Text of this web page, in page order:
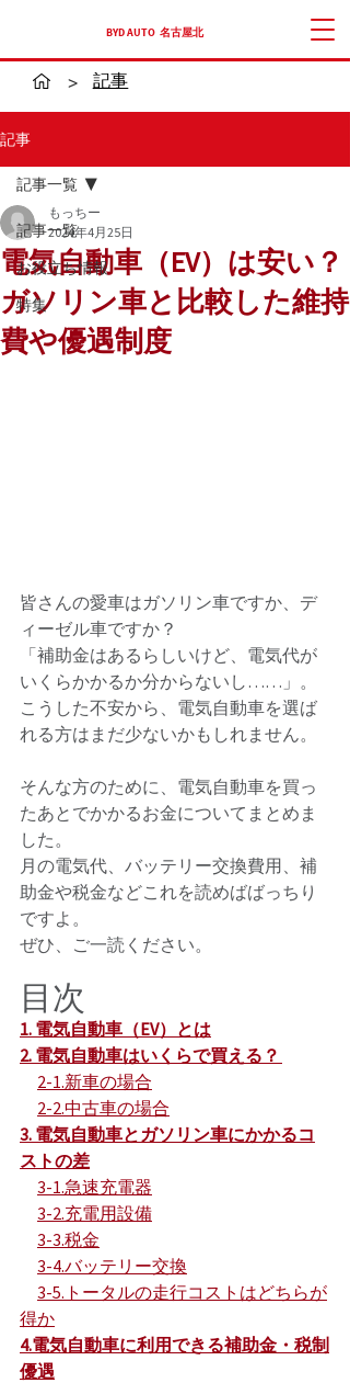
​BYD AUTO 名古屋北
> 記事
記事
記事一覧
お役立ち情報
特集
記事一覧
電気自動車（EV）は安い？
ガソリン車と比較した維持
費や優遇制度
もっちー
2024年4月25日
皆さんの愛車はガソリン車ですか、デ
ィーゼル車ですか？
「補助金はあるらしいけど、電気代が
いくらかかるか分からないし……」。
こうした不安から、電気自動車を選ば
れる方はまだ少ないかもしれません。
そんな方のために、電気自動車を買っ
たあとでかかるお金についてまとめま
した。
月の電気代、バッテリー交換費用、補
助金や税金などこれを読めばばっちり
ですよ。
ぜひ、ご一読ください。
目次
1. 電気自動車（EV）とは
2. 電気自動車はいくらで買える？
2-1.新車の場合
2-2.中古車の場合
3. 電気自動車とガソリン車にかかるコ
ストの差
3-1.急速充電器
3-2.充電用設備
3-3.税金
3-4.バッテリー交換
3-5.トータルの走行コストはどちらが
得か
4.電気自動車に利用できる補助金・税制
優遇